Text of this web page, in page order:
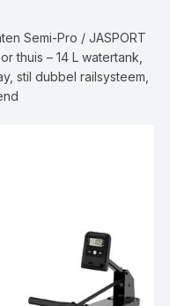
Semi-Pro / JASPORT
thuis – 14 L watertank,
stil dubbel railsysteem,